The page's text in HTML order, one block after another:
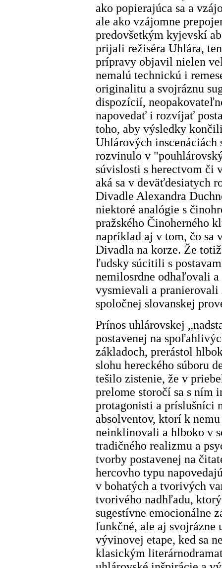
ako popierajúca sa a
ale ako vzájomne
predovšetkým kyjevskí
prijali režiséra Uhlára,
prípravy objavil nielen
nemalú technickú i
originalitu a svojráznu
dispozícií,
napovedať i rozvíjať
toho, aby výsledky
Uhlárových inscenáciách
rozvinulo v
súvislosti s herectvom či
aká sa v deväťdesiatych
Divadle Alexandra
niektoré analógie s
pražského Činoherného
napríklad aj v tom, čo sa
Divadla na korze. Že
ľudsky súcitili s
nemilosrdne odhaľovali
vysmievali a
spoločnej slovanskej
Prínos uhlárovskej
postavenej na
základoch, prerástol
slohu hereckého súboru
tešilo zistenie, že v
prelome storočí sa s
protagonisti a príslušníci
absolventov, ktorí k
neinklinovali a hlboko v
tradičného realizmu a
tvorby postavenej na
hercovho typu
v bohatých a tvorivých
tvorivého nadhľadu,
sugestívne emocionálne
funkčné, ale aj svojrázne
vývinovej etape, ked sa
klasickým